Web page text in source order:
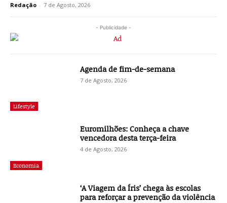
Redação - 7 de Agosto, 2026
- Publicidade -
Lifestyle
Agenda de fim-de-semana
7 de Agosto, 2026
Economia
Euromilhões: Conheça a chave
vencedora desta terça-feira
4 de Agosto, 2026
‘A Viagem da Íris’ chega às escolas
para reforçar a prevenção da violência